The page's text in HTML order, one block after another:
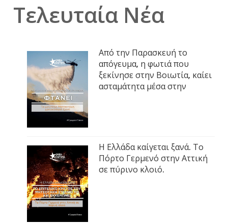
Τελευταία Νέα
Από την Παρασκευή το
απόγευμα, η φωτιά που
ξεκίνησε στην Βοιωτία, καίει
ασταμάτητα μέσα στην
Η Ελλάδα καίγεται ξανά. Το
Πόρτο Γερμενό στην Αττική
σε πύρινο κλοιό.